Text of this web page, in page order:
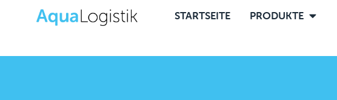
STARTSEITE PRODUKTE